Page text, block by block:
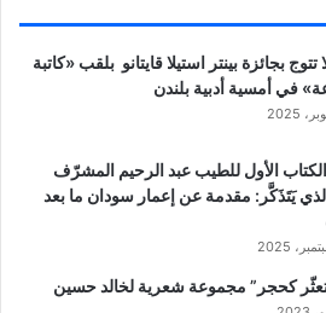
تتوج بجائزة بينتر استيلا قايتانو بلقب «كاتبة
في أمسية أدبية بلندن
الأول للطيب عبد الرحيم المشرّف
يَتَذَكَّر: مقدمة عن إعمار سودان ما بعد
كحجر” مجموعة شعرية لخالد حسين